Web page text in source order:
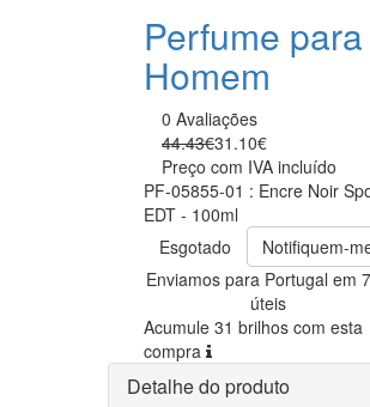
Perfume para
Homem
0 Avaliações
44.43€31.10€
Preço com IVA incluído
PF-05855-01 : Encre Noir
EDT - 100ml
Esgotado
Notifiquem-
Enviamos para Portugal em
úteis
Acumule 31 brilhos com esta
compra
Detalhe do produto